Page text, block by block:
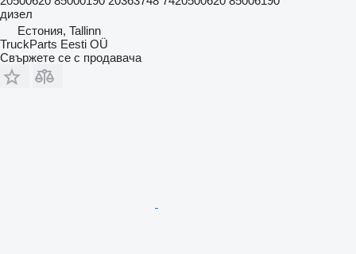
дизел
Естония, Tallinn
TruckParts Eesti OÜ
Свържете се с продавача